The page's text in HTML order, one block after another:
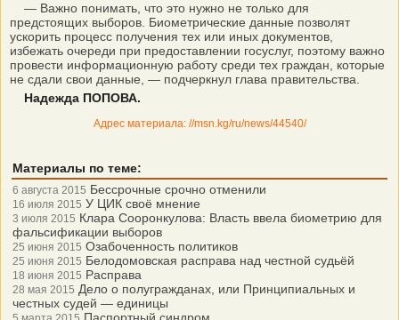
— Важно понимать, что это нужно не только для
предстоящих выборов. Биометрические данные позволят
ускорить процесс получения тех или иных документов,
избежать очереди при предоставлении госуслуг, поэтому важно
провести информационную работу среди тех граждан, которые
не сдали свои данные, — подчеркнул глава правительства.
Надежда ПОПОВА.
Адрес материала: //msn.kg/ru/news/44540/
Материалы по теме:
6 августа 2015 Бессрочные срочно отменили
16 июля 2015 У ЦИК своё мнение
3 июля 2015 Клара Сооронкулова: Власть ввела биометрию для
фальсификации выборов
25 июня 2015 Озабоченность политиков
25 июня 2015 Белодомовская расправа над честной судьёй
18 июня 2015 Расправа
28 мая 2015 Дело о полугражданах, или Принципиальных и
честных судей — единицы